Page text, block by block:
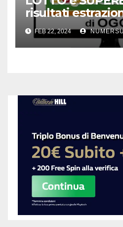
risultati
febbraio 2024
FEB 22, 2024